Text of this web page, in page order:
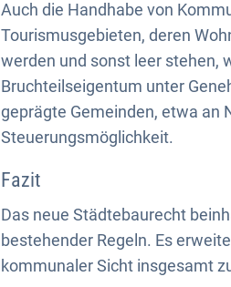
Auch die Handhabe von
Tourismusgebieten, deren
werden und sonst leer stehen,
Bruchteilseigentum unter
geprägte Gemeinden, etwa an
Steuerungsmöglichkeit.
Fazit
Das neue Städtebaurecht
bestehender Regeln. Es
kommunaler Sicht insgesamt